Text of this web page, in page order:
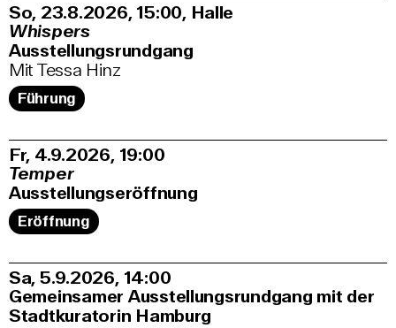
So, 23.8.2026 15:00, Halle
Whispers
Ausstellungsrundgang
Mit Tessa Hinz
Führung
Fr, 4.9.2026 19:00
Temper
Ausstellungseröffnung
Eröffnung
Sa, 5.9.2026 14:00
Gemeinsamer Ausstellungsrundgang mit der
Stadtkuratorin Hamburg